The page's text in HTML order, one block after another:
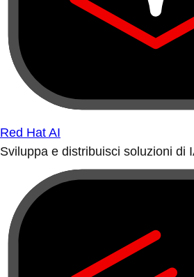
Red Hat AI
Sviluppa e distribuisci soluzioni di